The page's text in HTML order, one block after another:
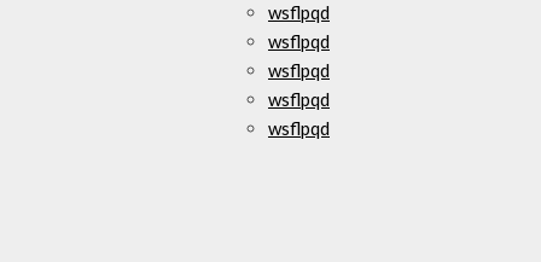
wsflpqd
wsflpqd
wsflpqd
wsflpqd
wsflpqd